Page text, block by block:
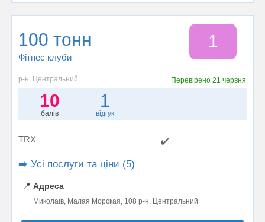
100 тонн
Фітнес клуби
1
р-н. Центральний Перевірено21 червня
10
балів
1
відгук
TRX ✔️
➡️ Усі послуги та ціни (5)
📍 Адреса
Миколаїв, Малая Морская, 108 р-н. Центральний